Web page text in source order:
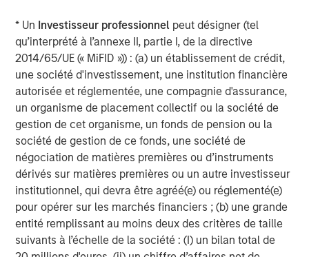
* Un Investisseur professionnel peut désigner (tel
qu’interprété à l’annexe II, partie I, de la directive
2014/65/UE (« MiFID »)) : (a) un établissement de crédit,
une société d'investissement, une institution financière
autorisée et réglementée, une compagnie d'assurance,
un organisme de placement collectif ou la société de
gestion de cet organisme, un fonds de pension ou la
société de gestion de ce fonds, une société de
négociation de matières premières ou d’instruments
dérivés sur matières premières ou un autre investisseur
institutionnel, qui devra être agréé(e) ou réglementé(e)
pour opérer sur les marchés financiers ; (b) une grande
entité remplissant au moins deux des critères de taille
suivants à l’échelle de la société : (I) un bilan total de
understanding of ESG analysis, knowledge of responsible
investing and success in long-term value creation to our
European clients,” said Jacques Chappuis, Global Head of
Distribution and Co-Head of the Solutions and Multi-Asset
Group at Morgan Stanley Investment Management..
“Investors are increasingly focused on sustainability, and
the launch of these new funds demonstrates our focus
on delivering our clients best-in-class and market-leading
products and solutions that align investor values with
financial outcomes. European investors have a
sophisticated understanding of how sustainability factors
can lead to business success and Calvert has been
honing this process for 40 years.”